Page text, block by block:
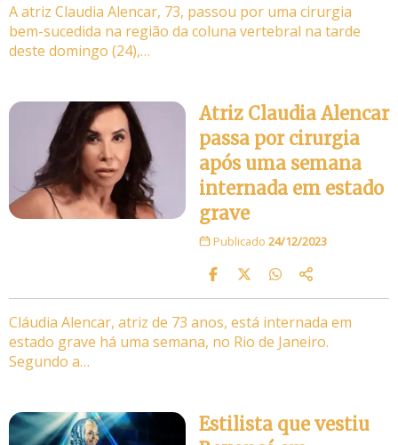
A atriz Claudia Alencar, 73, passou por uma cirurgia
bem-sucedida na região da coluna vertebral na tarde
deste domingo (24),…
Atriz Claudia Alencar
passa por cirurgia
após uma semana
internada em estado
grave
Publicado 24/12/2023
Cláudia Alencar, atriz de 73 anos, está internada em
estado grave há uma semana, no Rio de Janeiro.
Segundo a…
Estilista que vestiu